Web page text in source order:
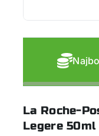
La Roche-
Legere 50ml